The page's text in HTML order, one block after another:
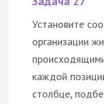
Установите
организации
каждой
столбце,